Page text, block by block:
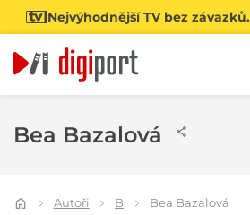
Nejvýhodnější TV bez závazků.
Bea Bazalová
Autoři B Bea Bazalová